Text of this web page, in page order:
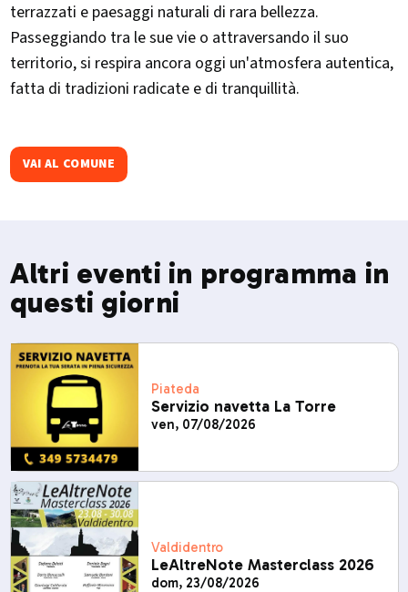
terrazzati e paesaggi naturali di rara bellezza.
Passeggiando tra le sue vie o attraversando il suo
territorio, si respira ancora oggi un'atmosfera autentica,
fatta di tradizioni radicate e di tranquillità.
VAI AL COMUNE
Altri eventi in programma in
questi giorni
Piateda
Servizio navetta La Torre
ven, 07/08/2026
Valdidentro
LeAltreNote Masterclass 2026
dom, 23/08/2026